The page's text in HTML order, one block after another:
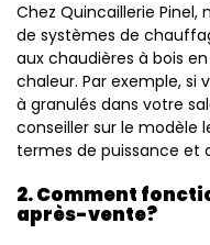
Chez Quincaillerie
de systèmes de
aux chaudières à bois
chaleur. Par exemple, si
à granulés dans votre
conseiller sur le modèle
termes de puissance et
2. Comment
après-vente?